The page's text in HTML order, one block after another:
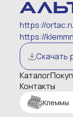
https://
https://
Скачать
Каталог
Контакты
Клеммы